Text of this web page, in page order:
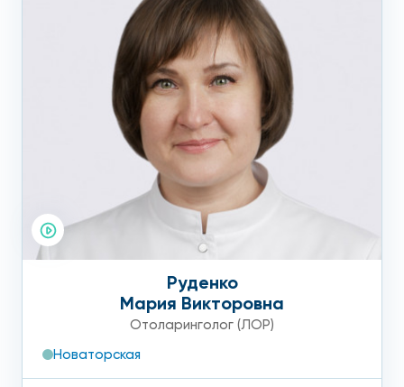
Руденко
Мария Викторовна
Отоларинголог (ЛОР)
Новаторская